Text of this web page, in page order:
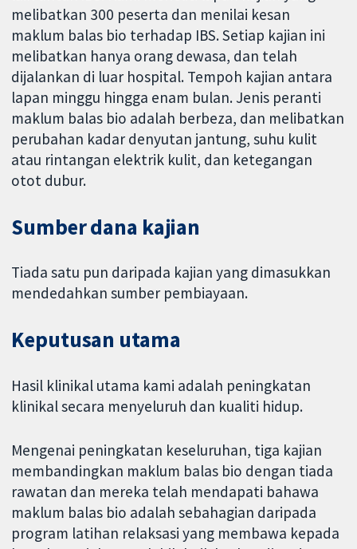
melibatkan 300 peserta dan menilai kesan
maklum balas bio terhadap IBS. Setiap kajian ini
melibatkan hanya orang dewasa, dan telah
dijalankan di luar hospital. Tempoh kajian antara
lapan minggu hingga enam bulan. Jenis peranti
maklum balas bio adalah berbeza, dan melibatkan
perubahan kadar denyutan jantung, suhu kulit
atau rintangan elektrik kulit, dan ketegangan
otot dubur.
Sumber dana kajian
Tiada satu pun daripada kajian yang dimasukkan
mendedahkan sumber pembiayaan.
Keputusan utama
Hasil klinikal utama kami adalah peningkatan
klinikal secara menyeluruh dan kualiti hidup.
Mengenai peningkatan keseluruhan, tiga kajian
membandingkan maklum balas bio dengan tiada
rawatan dan mereka telah mendapati bahawa
maklum balas bio adalah sebahagian daripada
program latihan relaksasi yang membawa kepada